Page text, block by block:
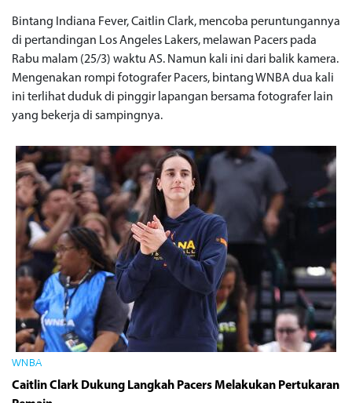
Bintang Indiana Fever, Caitlin Clark, mencoba peruntungannya
di pertandingan Los Angeles Lakers, melawan Pacers pada
Rabu malam (25/3) waktu AS. Namun kali ini dari balik kamera.
Mengenakan rompi fotografer Pacers, bintang WNBA dua kali
ini terlihat duduk di pinggir lapangan bersama fotografer lain
yang bekerja di sampingnya.
WNBA
Caitlin Clark Dukung Langkah Pacers Melakukan Pertukaran